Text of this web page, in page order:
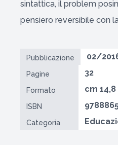
sintattica, il problem
pensiero reversibile con
Pubblicazione 02/
Pagine 32
Formato cm 14,8
ISBN
Categoria